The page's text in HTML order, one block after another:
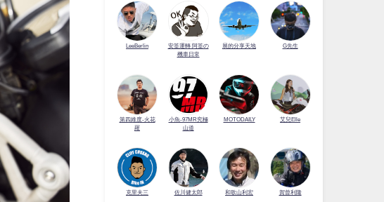
LeeBerlin
安筌運轉 阿筌の
機車日常
展的分享天地 G先生
第四維度-火花
羅
小魚-97MR究極
山道
MOTODAILY 艾兒Elle
克里夫三 佐川健太郎 和歌山利宏 賀曾利隆